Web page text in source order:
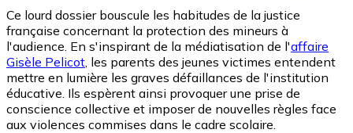
Ce lourd dossier bouscule les habitudes de la justice
française concernant la protection des mineurs à
l'audience. En s'inspirant de la médiatisation de l'affaire
Gisèle Pelicot , les parents des jeunes victimes entendent
mettre en lumière les graves défaillances de l'institution
éducative. Ils espèrent ainsi provoquer une prise de
conscience collective et imposer de nouvelles règles face
aux violences commises dans le cadre scolaire.